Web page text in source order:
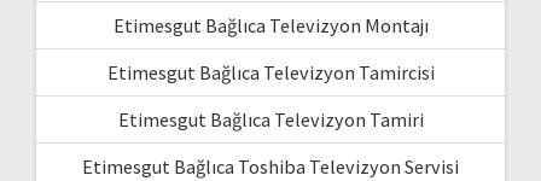
Etimesgut Bağlıca Televizyon Montajı
Etimesgut Bağlıca Televizyon Tamircisi
Etimesgut Bağlıca Televizyon Tamiri
Etimesgut Bağlıca Toshiba Televizyon Servisi